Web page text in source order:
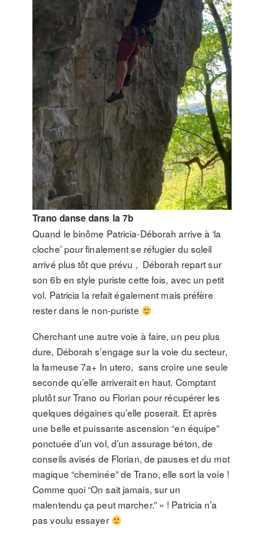
Trano danse dans la 7b
Quand le binôme Patricia-Déborah arrive à ‘la
cloche’ pour finalement se réfugier du soleil
arrivé plus tôt que prévu , Déborah repart sur
son 6b en style puriste cette fois, avec un petit
vol. Patricia la refait également mais préfère
rester dans le non-puriste
Cherchant une autre voie à faire, un peu plus
dure, Déborah s’engage sur la voie du secteur,
la fameuse 7a+ In utero, sans croire une seule
seconde qu’elle arriverait en haut. Comptant
plutôt sur Trano ou Florian pour récupérer les
quelques dégaines qu’elle poserait. Et après
une belle et puissante ascension “en équipe”
ponctuée d’un vol, d’un assurage béton, de
conseils avisés de Florian, de pauses et du mot
magique “cheminée” de Trano, elle sort la voie !
Comme quoi “On sait jamais, sur un
malentendu ça peut marcher.” » ! Patricia n’a
pas voulu essayer